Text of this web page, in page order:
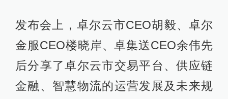
发布会上，卓尔云市CEO胡毅、卓尔
金服CEO楼晓岸、卓集送CEO余伟先
后分享了卓尔云市交易平台、供应链
金融、智慧物流的运营发展及未来规